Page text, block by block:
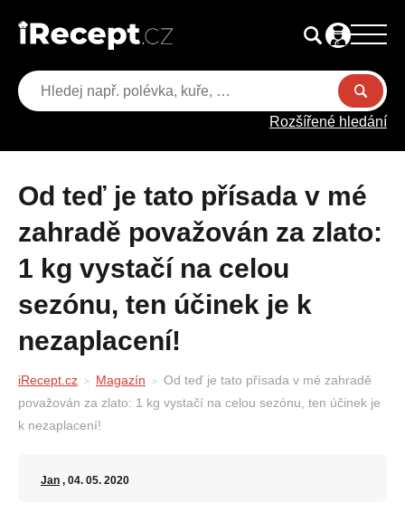
Rozšířené hledání
Od teď je tato přísada v mé
zahradě považován za zlato:
1 kg vystačí na celou
sezónu, ten účinek je k
nezaplacení!
iRecept.cz Magazín
Od teď je tato přísada v mé zahradě
považován za zlato: 1 kg vystačí na celou sezónu, ten účinek je
k nezaplacení!
Jan , 04. 05. 2020